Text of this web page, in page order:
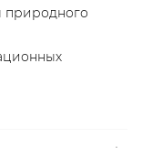
природного